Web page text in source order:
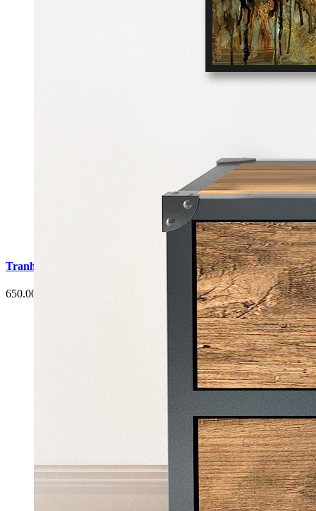
Tranh Cá Chép Hoa Sen Phòng Ăn G6
650.000 đ